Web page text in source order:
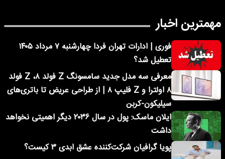
مهمترین اخبار
فوری | ادارات تهران فردا چهارشنبه ۷ مرداد ۱۴۰۵
تعطیل شد؟
معرفی سه مدل جدید سامسونگ Z فولد ۸، Z فولد
۸ اولترا و Z فلیپ ۸ | از طراحی عریض تا باتری‌های
سیلیکون-کربن
ایلان ماسک: پول در سال ۲۰۳۶ دیگر اهمیتی نخواهد
داشت
پویا گرافیان شرکت‌کننده عشق ابدی ۳ کیست؟